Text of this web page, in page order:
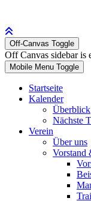
Off-Canvas Toggle
Off Canvas sidebar is
Mobile Menu Toggle
Startseite
Kalender
Überblick
Nächste
Verein
Über uns
Vorstand